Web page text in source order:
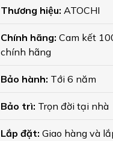
Thương hiệu: ATOCHI
Chính hãng: Cam kết
chính hãng
Bảo hành: Tới 6 năm
Bảo trì: Trọn đời tại nhà
Lắp đặt: Giao hàng và